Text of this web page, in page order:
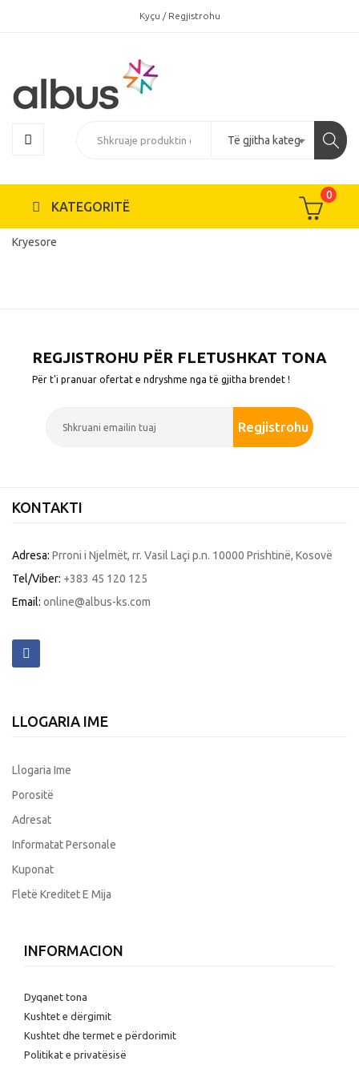
Kyçu / Regjistrohu
0
KATEGORITË
Kryesore
REGJISTROHU PËR FLETUSHKAT TONA
Për t'i pranuar ofertat e ndryshme nga të gjitha brendet !
Regjistrohu
KONTAKTI
Adresa: Prroni i Njelmët, rr. Vasil Laçi p.n. 10000 Prishtinë, Kosovë
Tel/Viber: +383 45 120 125
Email: online@albus-ks.com
LLOGARIA IME
Llogaria Ime
Porositë
Adresat
Informatat Personale
Kuponat
Fletë Kreditet E Mija
INFORMACION
Dyqanet tona
Kushtet e dërgimit
Kushtet dhe termet e përdorimit
Politikat e privatësisë